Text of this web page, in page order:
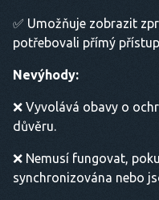
✅ Umožňuje zobrazit
potřebovali přímý
Nevýhody:
❌ Vyvolává obavy o
důvěru.
❌ Nemusí fungovat,
synchronizována nebo